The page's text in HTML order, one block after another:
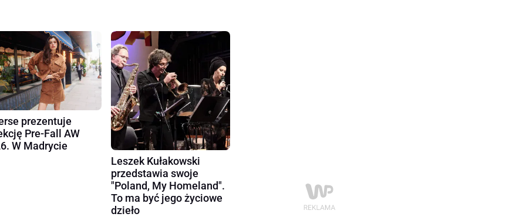
prezentuje
Pre-Fall AW
W Madrycie
Leszek Kułakowski
przedstawia swoje
"Poland, My Homeland".
To ma być jego życiowe
dzieło